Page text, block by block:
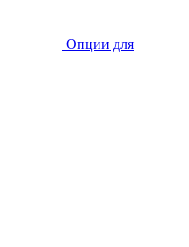
Опции для